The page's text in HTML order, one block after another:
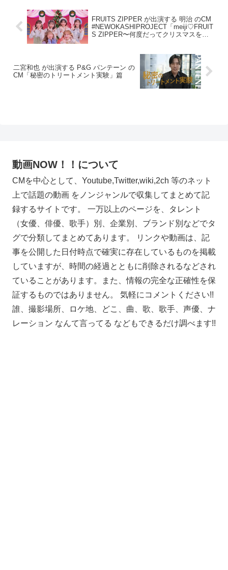
FRUITS ZIPPER が出演する 明治 のCM
#NEWOKASHIPROJECT「meiji♡FRUIT
S ZIPPER〜何度だってクリスマスを楽
二宮和也 が出演する P&G パンテーン の
CM「秘密のトリートメント実験」篇
動画NOW！！について
CMを中心として、Youtube,Twitter,wiki,2ch 等のネット
上で話題の動画 をノンジャンルで収集してまとめて記
録するサイトです。 一万以上のページを、タレント
（女優、俳優、歌手）別、企業別、ブランド別などでタ
グで分類してまとめてあります。 リンクや動画は、記
事を公開した日付時点で確実に存在しているものを掲載
していますが、時間の経過とともに削除されるなどされ
ていることがあります。また、情報の完全な正確性を保
証するものではありません。 気軽にコメントください!!
誰、撮影場所、ロケ地、どこ、曲、歌、歌手、声優、ナ
レーション なんて言ってる などもできるだけ調べます!!